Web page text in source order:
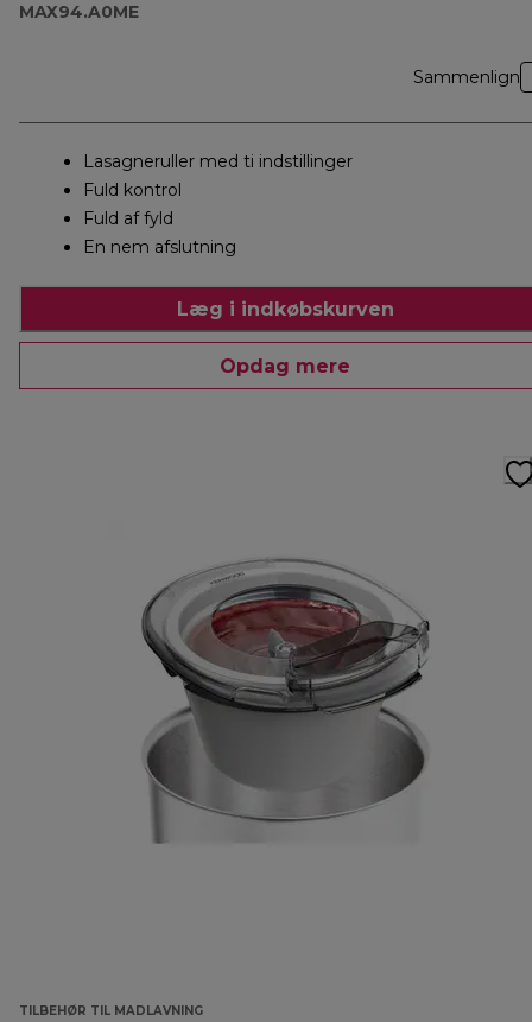
MAX94.A0ME
Sammenlign
Lasagneruller med ti indstillinger
Fuld kontrol
Fuld af fyld
En nem afslutning
Læg i indkøbskurven
Opdag mere
TILBEHØR TIL MADLAVNING